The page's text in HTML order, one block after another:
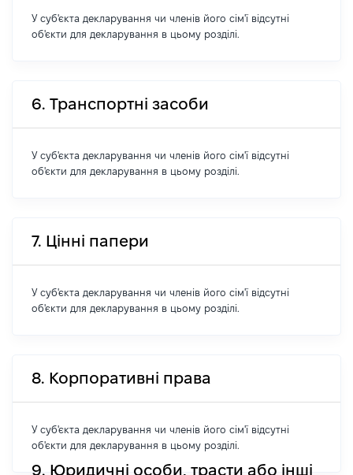
У суб'єкта декларування чи членів його сім'ї відсутні
об'єкти для декларування в цьому розділі.
6. Транспортні засоби
У суб'єкта декларування чи членів його сім'ї відсутні
об'єкти для декларування в цьому розділі.
7. Цінні папери
У суб'єкта декларування чи членів його сім'ї відсутні
об'єкти для декларування в цьому розділі.
8. Корпоративні права
У суб'єкта декларування чи членів його сім'ї відсутні
об'єкти для декларування в цьому розділі.
9. Юридичні особи, трасти або інші